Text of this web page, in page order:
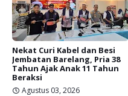
Nekat Curi Kabel dan Besi
Jembatan Barelang, Pria 38
Tahun Ajak Anak 11 Tahun
Beraksi
Agustus 03, 2026